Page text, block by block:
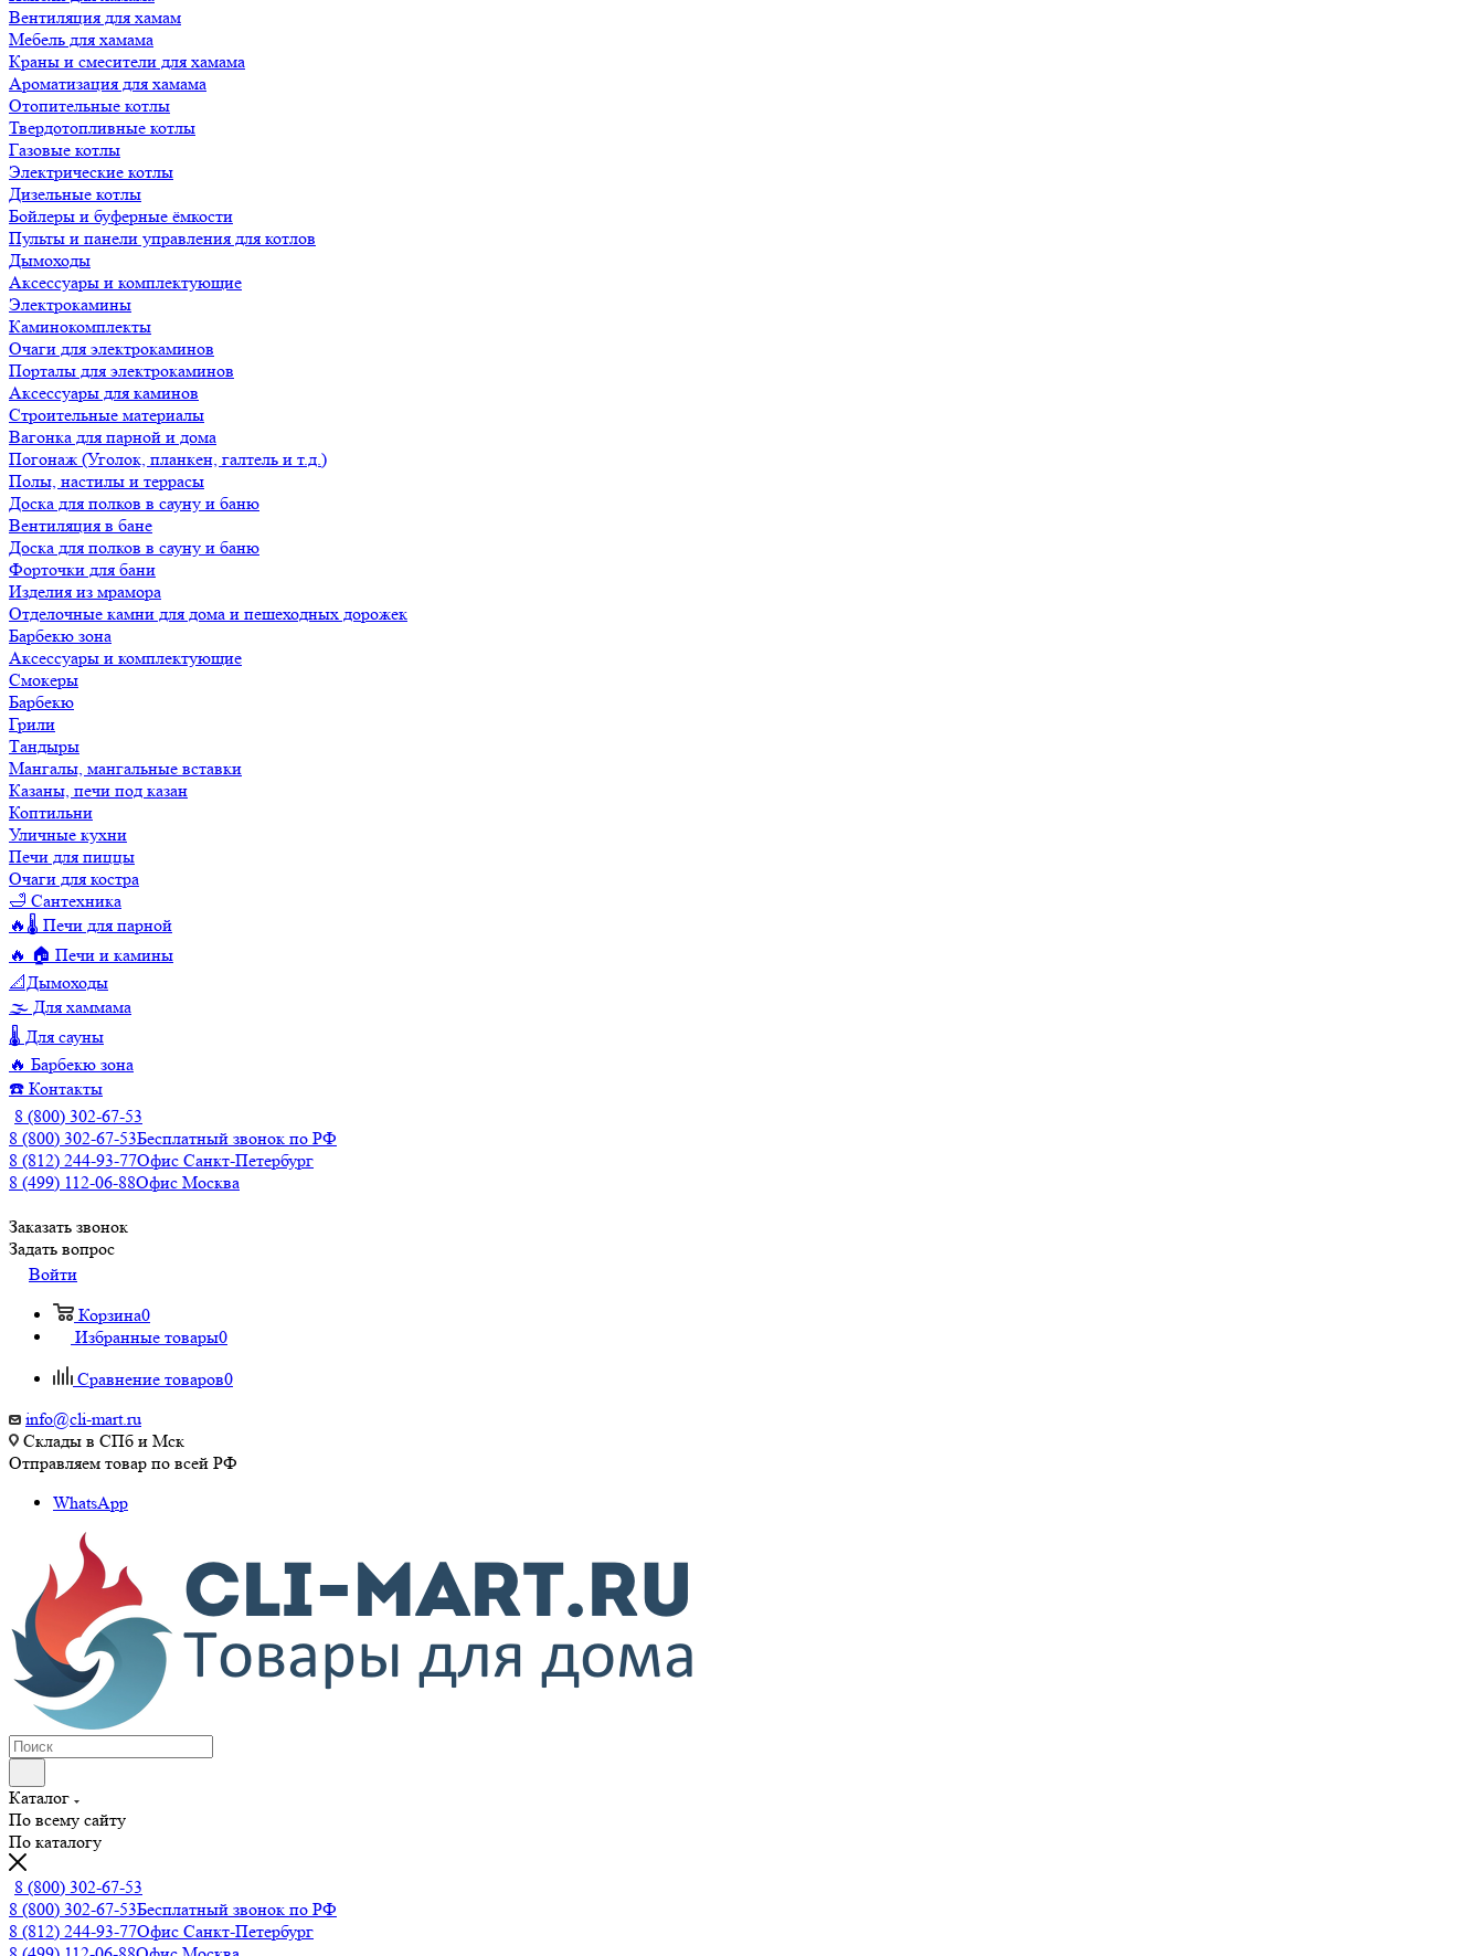
Вентиляция для хамам
Мебель для хамама
Краны и смесители для хамама
Ароматизация для хамама
Отопительные котлы
Твердотопливные котлы
Газовые котлы
Электрические котлы
Дизельные котлы
Бойлеры и буферные ёмкости
Пульты и панели управления для котлов
Дымоходы
Аксессуары и комплектующие
Электрокамины
Каминокомплекты
Очаги для электрокаминов
Порталы для электрокаминов
Аксессуары для каминов
Строительные материалы
Вагонка для парной и дома
Погонаж (Уголок, планкен, галтель и т.д.)
Полы, настилы и террасы
Доска для полков в сауну и баню
Вентиляция в бане
Доска для полков в сауну и баню
Форточки для бани
Изделия из мрамора
Отделочные камни для дома и пешеходных дорожек
Барбекю зона
Аксессуары и комплектующие
Смокеры
Барбекю
Грили
Тандыры
Мангалы, мангальные вставки
Казаны, печи под казан
Коптильни
Уличные кухни
Печи для пиццы
Очаги для костра
🛁 Сантехника
🔥🌡️ Печи для парной
🔥 🏠 Печи и камины
📐Дымоходы
🌫️ Для хаммама
🌡️ Для сауны
🔥 Барбекю зона
☎️ Контакты
8 (800) 302-67-53
8 (800) 302-67-53Бесплатный звонок по РФ
8 (812) 244-93-77Офис Санкт-Петербург
8 (499) 112-06-88Офис Москва
Заказать звонок
Задать вопрос
Войти
Корзина0
Избранные товары0
Сравнение товаров0
info@cli-mart.ru
Склады в СПб и Мск
Отправляем товар по всей РФ
WhatsApp
Каталог
По всему сайту
По каталогу
8 (800) 302-67-53
8 (800) 302-67-53Бесплатный звонок по РФ
8 (812) 244-93-77Офис Санкт-Петербург